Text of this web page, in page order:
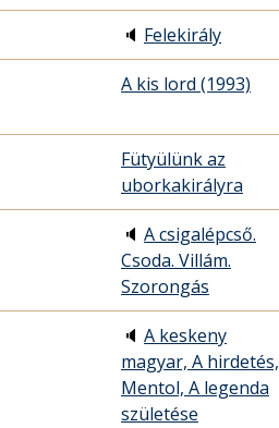
🔈 Felekirály
A kis lord (1993)
Fütyülünk az
uborkakirályra
🔈 A csigalépcső.
Csoda. Villám.
Szorongás
🔈 A keskeny
magyar, A hirdetés,
Mentol, A legenda
születése